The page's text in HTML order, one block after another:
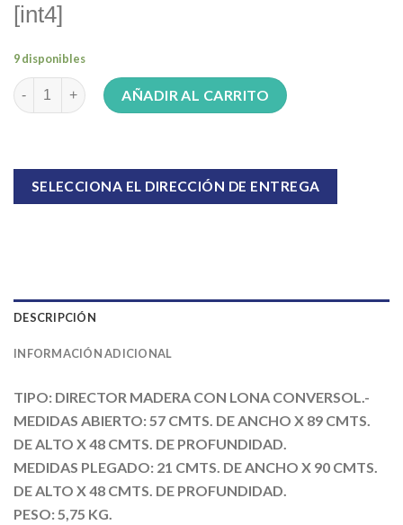
[int4]
9 disponibles
SILLON 10032 DIRECTOR DESCANSAR cantidad
AÑADIR AL CARRITO
SELECCIONA EL DIRECCIÓN DE ENTREGA
DESCRIPCIÓN
INFORMACIÓN ADICIONAL
TIPO: DIRECTOR MADERA CON LONA CONVERSOL.-
MEDIDAS ABIERTO: 57 CMTS. DE ANCHO X 89 CMTS.
DE ALTO X 48 CMTS. DE PROFUNDIDAD.
MEDIDAS PLEGADO: 21 CMTS. DE ANCHO X 90 CMTS.
DE ALTO X 48 CMTS. DE PROFUNDIDAD.
PESO: 5,75 KG.